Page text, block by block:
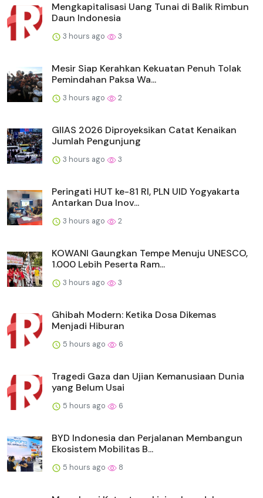
Mengkapitalisasi Uang Tunai di Balik Rimbun
Daun Indonesia
3 hours ago 3
Mesir Siap Kerahkan Kekuatan Penuh Tolak
Pemindahan Paksa Wa...
3 hours ago 2
GIIAS 2026 Diproyeksikan Catat Kenaikan
Jumlah Pengunjung
3 hours ago 3
Peringati HUT ke-81 RI, PLN UID Yogyakarta
Antarkan Dua Inov...
3 hours ago 2
KOWANI Gaungkan Tempe Menuju UNESCO,
1.000 Lebih Peserta Ram...
3 hours ago 3
Ghibah Modern: Ketika Dosa Dikemas
Menjadi Hiburan
5 hours ago 6
Tragedi Gaza dan Ujian Kemanusiaan Dunia
yang Belum Usai
5 hours ago 6
BYD Indonesia dan Perjalanan Membangun
Ekosistem Mobilitas B...
5 hours ago 8